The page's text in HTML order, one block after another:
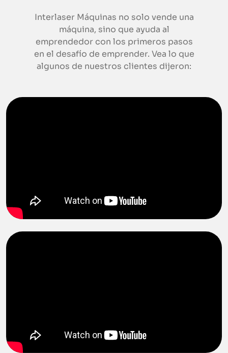
Interlaser Máquinas no solo vende una
máquina, sino que ayuda al
emprendedor con los primeros pasos
en el desafío de emprender. Vea lo que
algunos de nuestros clientes dijeron: